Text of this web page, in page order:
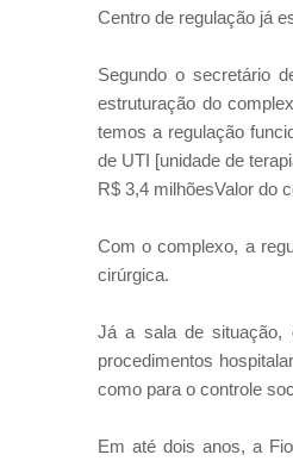
Centro de regulação já
Segundo o secretário
estruturação do
temos a regulação
de UTI [unidade de
R$ 3,4 milhõesValor do
Com o complexo, a
cirúrgica.
Já a sala de situação,
procedimentos
como para o controle
Em até dois anos, a